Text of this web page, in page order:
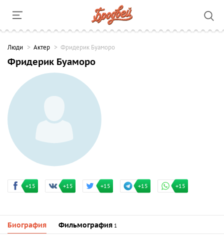
Люди Актер Фридерик Буаморо
Фридерик Буаморо
+15 +15 +15 +15 +15
Биография Фильмография 1